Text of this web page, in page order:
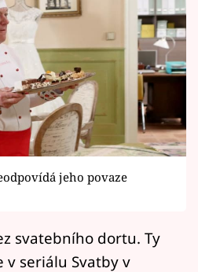
Vary
jeho povaze
svatebního dortu. Ty
v seriálu Svatby v